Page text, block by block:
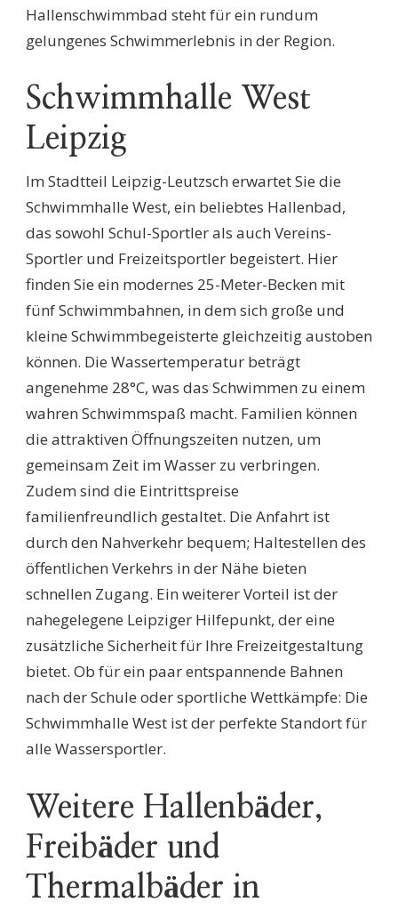
Hallenschwimmbad steht für ein rundum
gelungenes Schwimmerlebnis in der Region.
Schwimmhalle West
Leipzig
Im Stadtteil Leipzig-Leutzsch erwartet Sie die
Schwimmhalle West, ein beliebtes Hallenbad,
das sowohl Schul-Sportler als auch Vereins-
Sportler und Freizeitsportler begeistert. Hier
finden Sie ein modernes 25-Meter-Becken mit
fünf Schwimmbahnen, in dem sich große und
kleine Schwimmbegeisterte gleichzeitig austoben
können. Die Wassertemperatur beträgt
angenehme 28°C, was das Schwimmen zu einem
wahren Schwimmspaß macht. Familien können
die attraktiven Öffnungszeiten nutzen, um
gemeinsam Zeit im Wasser zu verbringen.
Zudem sind die Eintrittspreise
familienfreundlich gestaltet. Die Anfahrt ist
durch den Nahverkehr bequem; Haltestellen des
öffentlichen Verkehrs in der Nähe bieten
schnellen Zugang. Ein weiterer Vorteil ist der
nahegelegene Leipziger Hilfepunkt, der eine
zusätzliche Sicherheit für Ihre Freizeitgestaltung
bietet. Ob für ein paar entspannende Bahnen
nach der Schule oder sportliche Wettkämpfe: Die
Schwimmhalle West ist der perfekte Standort für
alle Wassersportler.
Weitere Hallenbäder,
Freibäder und
Thermalbäder in